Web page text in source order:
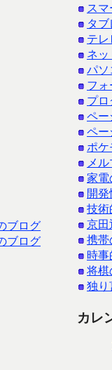
ブログ
ブログ
ス
タ
テ
ネッ
パソ
フ
プ
ペー
ペー
ポケ
メ
家
開
技術
京
携
時
将
独
カレ